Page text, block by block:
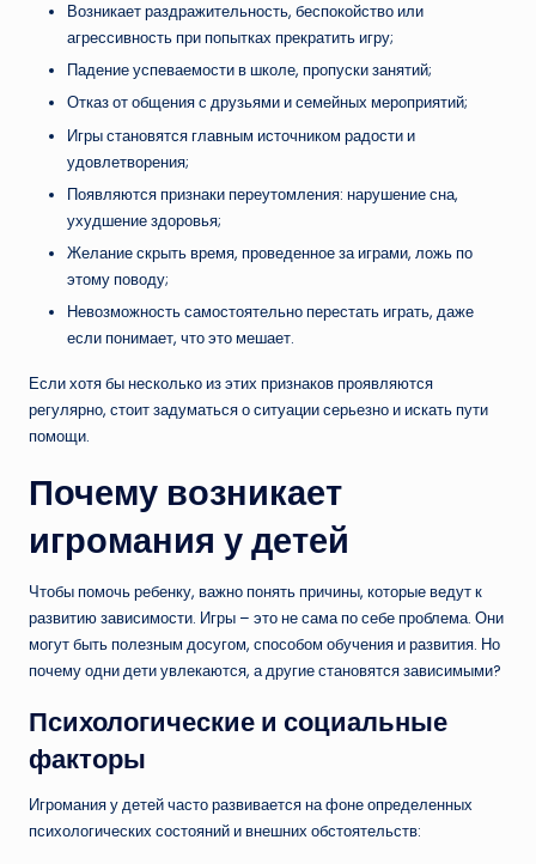
Возникает раздражительность, беспокойство или
агрессивность при попытках прекратить игру;
Падение успеваемости в школе, пропуски занятий;
Отказ от общения с друзьями и семейных мероприятий;
Игры становятся главным источником радости и
удовлетворения;
Появляются признаки переутомления: нарушение сна,
ухудшение здоровья;
Желание скрыть время, проведенное за играми, ложь по
этому поводу;
Невозможность самостоятельно перестать играть, даже
если понимает, что это мешает.
Если хотя бы несколько из этих признаков проявляются
регулярно, стоит задуматься о ситуации серьезно и искать пути
помощи.
Почему возникает
игромания у детей
Чтобы помочь ребенку, важно понять причины, которые ведут к
развитию зависимости. Игры – это не сама по себе проблема. Они
могут быть полезным досугом, способом обучения и развития. Но
почему одни дети увлекаются, а другие становятся зависимыми?
Психологические и социальные
факторы
Игромания у детей часто развивается на фоне определенных
психологических состояний и внешних обстоятельств: